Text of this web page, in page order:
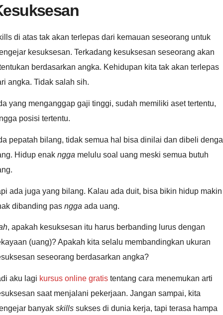
di atas tak akan terlepas dari kemauan seseorang untuk
kesuksesan. Terkadang kesuksesan seseorang akan
berdasarkan angka. Kehidupan kita tak akan terlepas
angka. Tidak salah sih.
yang menganggap gaji tinggi, sudah memiliki aset tertentu,
posisi tertentu.
pepatah bilang, tidak semua hal bisa dinilai dan dibeli
Hidup enak ngga melulu soal uang meski semua butuh
ada juga yang bilang. Kalau ada duit, bisa bikin hidup makin
dibanding pas ngga ada uang.
, apakah kesuksesan itu harus berbanding lurus dengan
(uang)? Apakah kita selalu membandingkan ukuran
seseorang berdasarkan angka?
aku lagi kursus online gratis tentang cara menemukan arti
saat menjalani pekerjaan. Jangan sampai, kita
banyak skills sukses di dunia kerja, tapi terasa hampa